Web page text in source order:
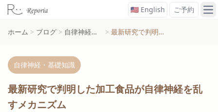
🇺🇸 English ご予約 メ
ホーム > ブログ > 自律神経・基礎知識 > 最新研究で判明した加工食品が自律神経を乱すメカニズム
自律神経・基礎知識
最新研究で判明した加工食品が自律神経を乱
すメカニズム